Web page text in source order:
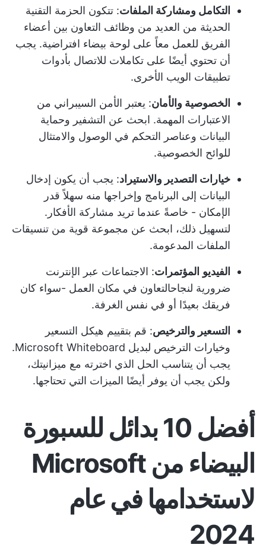
التكامل ومشاركة الملفات: تتكون الحزمة التقنية
الحديثة من العديد من وظائف التعاون بين أعضاء
الفريق للعمل معاً على لوحة بيضاء افتراضية. يجب
أن تحتوي أيضًا على تكاملات للاتصال بأدوات
تطبيقات الويب الأخرى.
الخصوصية والأمان: يعتبر الأمن السيبراني من
الاعتبارات المهمة. ابحث عن التشفير وحماية
البيانات وعناصر التحكم في الوصول والامتثال
للوائح الخصوصية.
خيارات التصدير والاستيراد: يجب أن يكون إدخال
البيانات إلى البرنامج وإخراجها منه سهلاً قدر
الإمكان - خاصةً عندما تريد مشاركة الأفكار.
لتسهيل ذلك، ابحث عن مجموعة قوية من تنسيقات
الملفات المدعومة.
الفيديو المؤتمرات: الاجتماعات عبر الإنترنت
ضرورية لنجاحالتعاون في مكان العمل -سواء كان
فريقك بعيدًا أو في نفس الغرفة.
التسعير والترخيص: قم بتقييم هيكل التسعير
وخيارات الترخيص لبديل Microsoft Whiteboard.
يجب أن يتناسب الحل الذي اخترته مع ميزانيتك،
ولكن يجب أن يوفر أيضًا الميزات التي تحتاجها.
أفضل 10 بدائل للسبورة
البيضاء من Microsoft
لاستخدامها في عام
2024